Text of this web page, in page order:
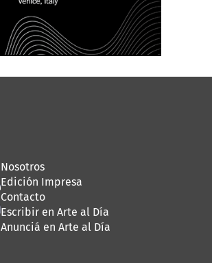
Nosotros
Edición Impresa
Contacto
Escribir en Arte al Día
Anunciá en Arte al Día